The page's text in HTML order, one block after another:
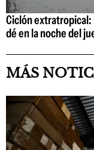
Ciclón
dé en la noche del
MÁS